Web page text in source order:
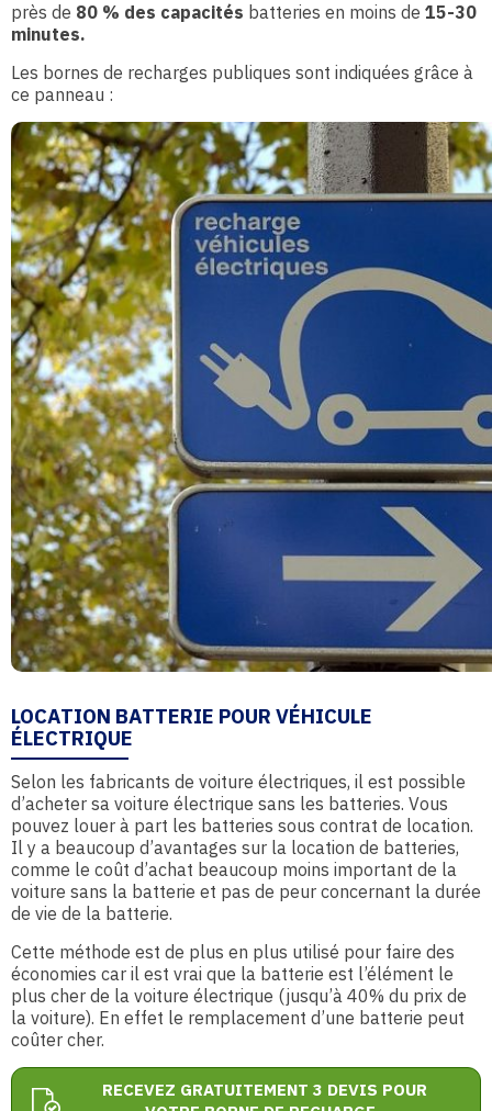
près de 80 % des capacités batteries en moins de 15-30
minutes.
Les bornes de recharges publiques sont indiquées grâce à
ce panneau :
LOCATION BATTERIE POUR VÉHICULE
ÉLECTRIQUE
Selon les fabricants de voiture électriques, il est possible
d’acheter sa voiture électrique sans les batteries. Vous
pouvez louer à part les batteries sous contrat de location.
Il y a beaucoup d’avantages sur la location de batteries,
comme le coût d’achat beaucoup moins important de la
voiture sans la batterie et pas de peur concernant la durée
de vie de la batterie.
Cette méthode est de plus en plus utilisé pour faire des
économies car il est vrai que la batterie est l’élément le
plus cher de la voiture électrique (jusqu’à 40% du prix de
la voiture). En effet le remplacement d’une batterie peut
coûter cher.
RECEVEZ GRATUITEMENT 3 DEVIS POUR